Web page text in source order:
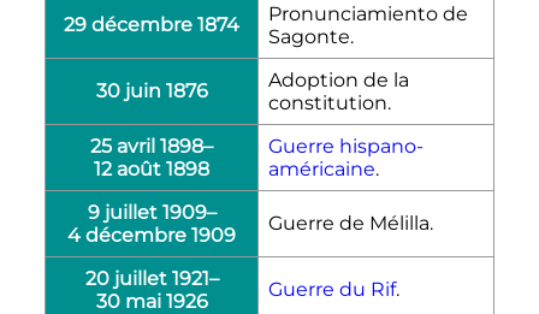
29 décembre 1874
Pronunciamiento de
Sagonte.
30 juin 1876
Adoption de la
constitution.
25 avril 1898–
12 août 1898
Guerre hispano-
américaine.
9 juillet 1909–
4 décembre 1909
Guerre de Mélilla.
20 juillet 1921–
30 mai 1926
Guerre du Rif.